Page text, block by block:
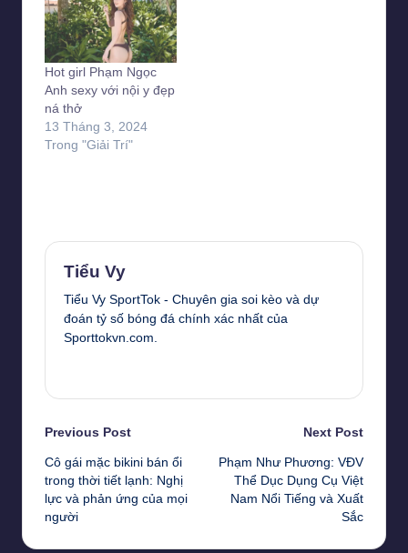
Hot girl Phạm Ngọc
Anh sexy với nội y đẹp
ná thở
13 Tháng 3, 2024
Trong "Giải Trí"
Tiểu Vy
Tiểu Vy SportTok - Chuyên gia soi kèo và dự
đoán tỷ số bóng đá chính xác nhất của
Sporttokvn.com.
Post
navigation
Previous Post
Cô gái mặc bikini bán ổi
trong thời tiết lạnh: Nghị
lực và phản ứng của mọi
người
Next Post
Phạm Như Phương: VĐV
Thể Dục Dụng Cụ Việt
Nam Nổi Tiếng và Xuất
Sắc